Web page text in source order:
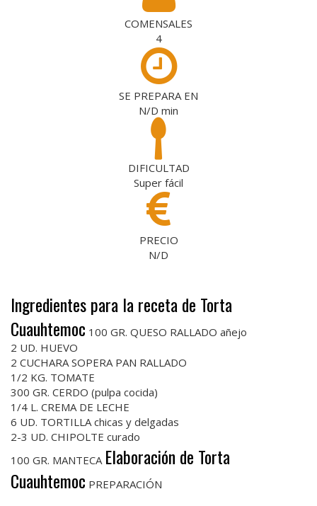
COMENSALES
4
SE PREPARA EN
N/D min
DIFICULTAD
Super fácil
PRECIO
N/D
Ingredientes para la receta de Torta
Cuauhtemoc 100 GR. QUESO RALLADO añejo
2 UD. HUEVO
2 CUCHARA SOPERA PAN RALLADO
1/2 KG. TOMATE
300 GR. CERDO (pulpa cocida)
1/4 L. CREMA DE LECHE
6 UD. TORTILLA chicas y delgadas
2-3 UD. CHIPOLTE curado
100 GR. MANTECA Elaboración de Torta
Cuauhtemoc PREPARACIÓN